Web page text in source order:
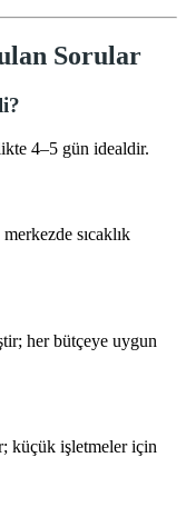
Sorular
4–5 gün idealdir.
sıcaklık
her bütçeye uygun
küçük işletmeler için